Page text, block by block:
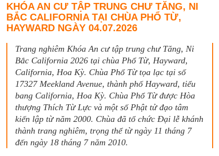
KHÓA AN CƯ TẬP TRUNG CHƯ TĂNG, NI
BẮC CALIFORNIA TẠI CHÙA PHỔ TỪ,
HAYWARD NGÀY 04.07.2026
Trang nghiêm Khóa An cư tập trung chư Tăng, Ni
Bắc California 2026 tại chùa Phổ Từ, Hayward,
California, Hoa Kỳ. Chùa Phổ Từ tọa lạc tại số
17327 Meekland Avenue, thành phố Hayward, tiểu
bang California, Hoa Kỳ. Chùa Phổ Từ được Hòa
thượng Thích Từ Lực và một số Phật tử đạo tâm
kiến lập từ năm 2000. Chùa đã tổ chức Đại lễ khánh
thành trang nghiêm, trọng thể từ ngày 11 tháng 7
đến ngày 18 tháng 7 năm 2010.